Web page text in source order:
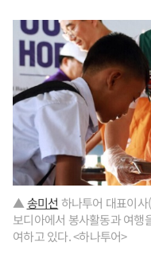
▲송미선 하나투어 대표이
보디아에서 봉사활동과 여행
여하고 있다. <하나투어>